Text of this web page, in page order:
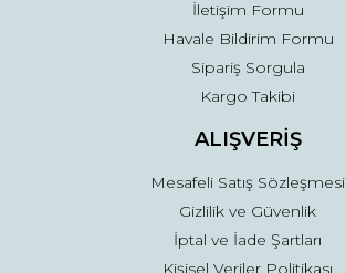
Gönder
İletişim Formu
Havale Bildirim Formu
Sipariş Sorgula
Kargo Takibi
ALIŞVERİŞ
Mesafeli Satış Sözleşmesi
Gizlilik ve Güvenlik
İptal ve İade Şartları
Kişisel Veriler Politikası